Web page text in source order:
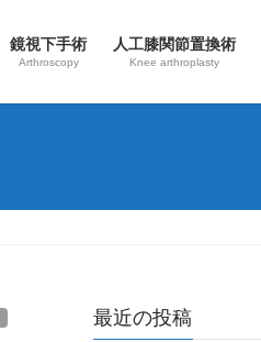
鏡視下手術
Arthroscopy
人工膝関節置換術
Knee arthroplasty
最近の投稿